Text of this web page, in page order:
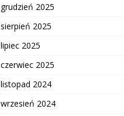
grudzień 2025
sierpień 2025
lipiec 2025
czerwiec 2025
listopad 2024
wrzesień 2024